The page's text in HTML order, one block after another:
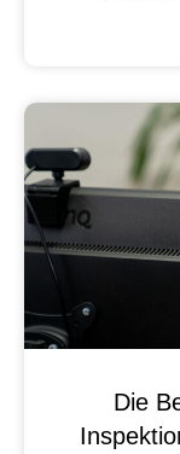
Die